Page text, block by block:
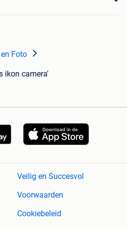
Foto
ikon camera'
Veilig en Succesvol
Voorwaarden
Cookiebeleid